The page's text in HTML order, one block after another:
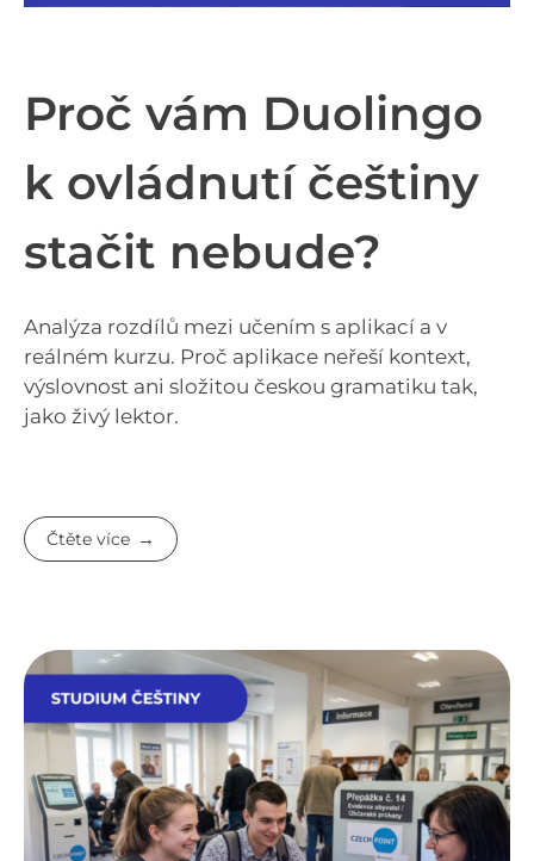
Proč vám Duolingo
k ovládnutí češtiny
stačit nebude?
Analýza rozdílů mezi učením s aplikací a v
reálném kurzu. Proč aplikace neřeší kontext,
výslovnost ani složitou českou gramatiku tak,
jako živý lektor.
Čtěte více